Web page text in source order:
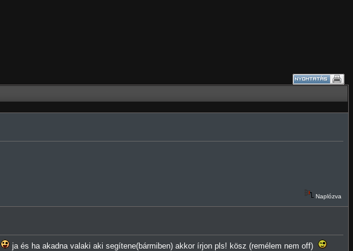
Naplózva
ja és ha akadna valaki aki segítene(bármiben) akkor írjon pls! kösz (remélem nem off)